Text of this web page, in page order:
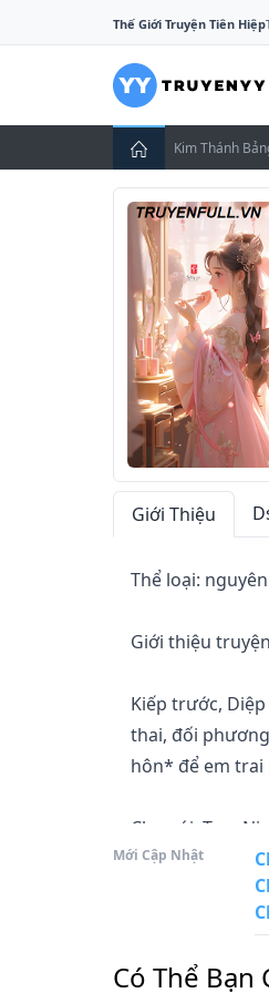
Thế Giới Truyện Tiên Hiệp
Kim Thánh
Giới Thiệu
Thể loại:
Giới thiệu
Kiếp trước,
thai, đối
hôn* để em trai
Cha nói: Tam
Em trai nói: Cả
thường! Chắc
Mới Cập Nhật
Có Thể